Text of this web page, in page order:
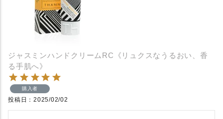
ジャスミンハンドクリームRC《リュクスなうるおい、香
る手肌へ》
購入者
投稿日 2025/02/02